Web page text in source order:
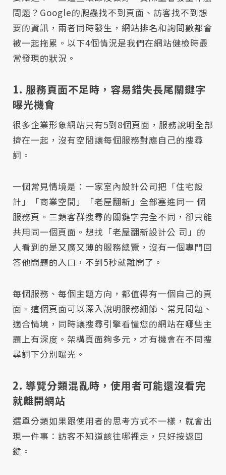
問題？Google的爬蟲找不到頁面、訪客找不到想
要的資訊，兩者同時發生，網站排名和詢問數都會
被一起拖累。以下4個情況是我們在網站健檢時最
常發現的狀況。
1. 服務頁面不足時，容易錯失長尾關鍵字
曝光機會
很多企業形象網站只有5到8個頁面，服務說明全部
擠在一起，沒有空間讓每個服務對應自己的搜尋
詞。
一個常見情境是：一家室內設計公司把「住宅設
計」「商業空間」「老屋翻新」全部塞進同一 個
服務頁。三類客群搜尋的關鍵字完全不同，卻只能
共用同一個頁面。想找「老屋翻新設計公 司」的
人看到的是又廣又薄的服務總覽，沒有一個專門回
答他問題的入口，不到5秒就離開了。
每個服務、每個主題方向，都值得有一個自己的頁
面。這個頁面可以深入說明服務細節、常見問題、
適合情境，同時讓搜尋引擎看懂您的網站在哪些主
題上有深度。架構頁面夠多元，才有機會在不同搜
尋詞下分別曝光。
2. 導覽分類混亂時，使用者可能還沒看完
就離開網站
選單分類如果跟使用者的思考方式不一樣，就會出
現一件事：訪客不知道該往哪裡走，只好按返回
鍵。